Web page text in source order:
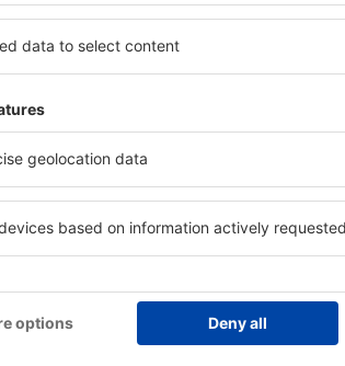
Lechaio este folosind
de date cu locuri de
este o garanție că veți
motorului de căutare
și check-out, adăugați
şi gata! Rezultatele
ȋn perioada selectată.
ȋn centrul orașului,
Ce
oaspeți.
cu SPA,
masa,
zonă.
Uneori,
Lechaio?
Cât